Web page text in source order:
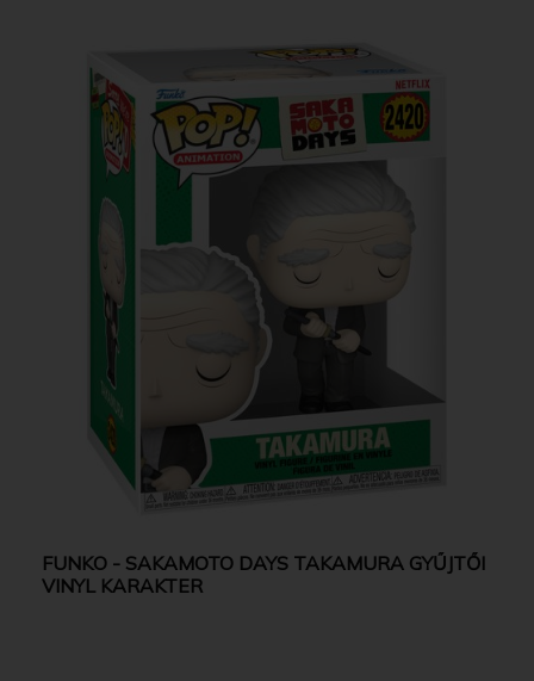
FUNKO - SAKAMOTO DAYS TAKAMURA GYŰJTŐI
VINYL KARAKTER